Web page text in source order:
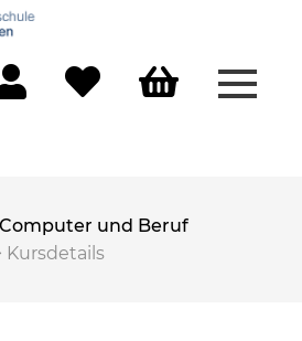
Computer und Beruf
Kursdetails